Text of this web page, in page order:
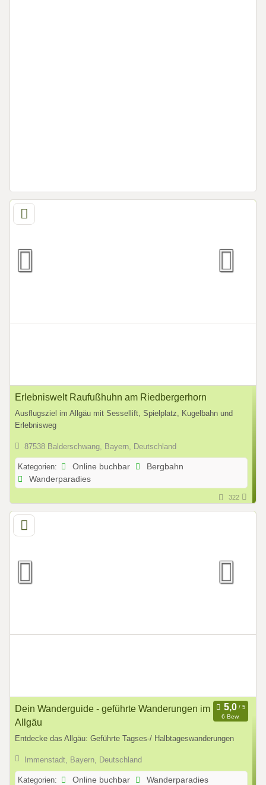
Erlebniswelt Raufußhuhn am Riedbergerhorn
Ausflugsziel im Allgäu mit Sessellift, Spielplatz, Kugelbahn und
Erlebnisweg
87538 Balderschwang, Bayern, Deutschland
Kategorien: Online buchbar
Bergbahn
Wanderparadies
322
Dein Wanderguide - geführte Wanderungen im
Allgäu
6 Bew.
Entdecke das Allgäu: Geführte Tagses-/ Halbtageswanderungen
Immenstadt, Bayern, Deutschland
Kategorien: Online buchbar
Wanderparadies